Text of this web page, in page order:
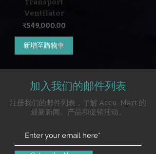
Transport
Ventilator
價格
₹549,000.00
新增至購物車
加入我们的邮件列表
注册我们的邮件列表，了解 Accu-Mart 的
最新新闻、产品和促销活动。